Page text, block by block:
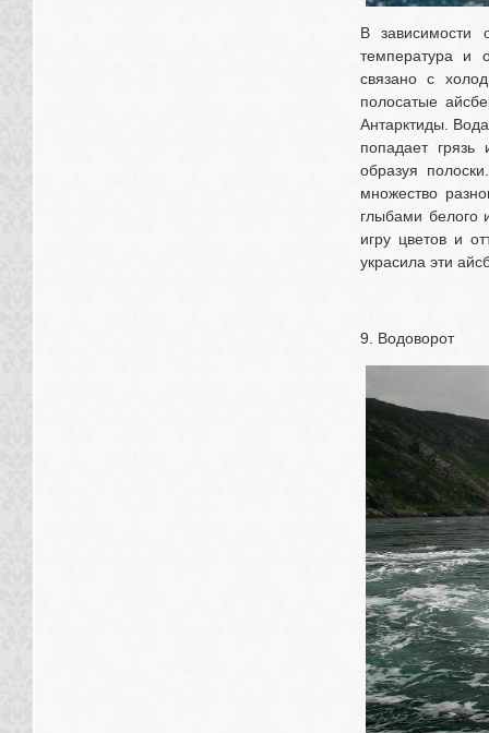
В зависимости
температура и
связано с
полосатые
Антарктиды.
попадает
образуя
множество
глыбами белого
игру цветов и
украсила эти
9. Водоворот